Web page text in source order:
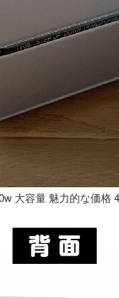
大容量 魅力的な価格